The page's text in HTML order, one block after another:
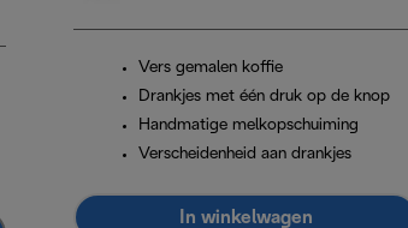
Vers gemalen koffie
Drankjes met één druk op de knop
Handmatige melkopschuiming
Verscheidenheid aan drankjes
In winkelwagen